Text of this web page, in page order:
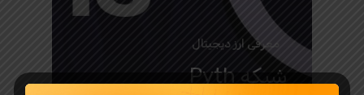
معرفی ارز دیجیتال
شبکه Pyth